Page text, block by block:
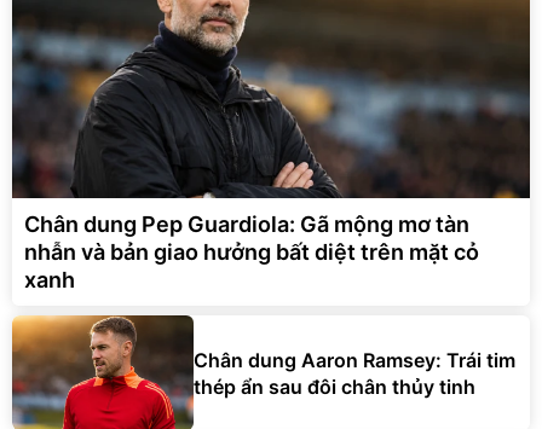
Chân dung Pep Guardiola: Gã mộng mơ tàn
nhẫn và bản giao hưởng bất diệt trên mặt cỏ
xanh
Chân dung Aaron Ramsey: Trái tim
thép ẩn sau đôi chân thủy tinh